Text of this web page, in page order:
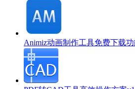
Animiz动画制作工具免费下载